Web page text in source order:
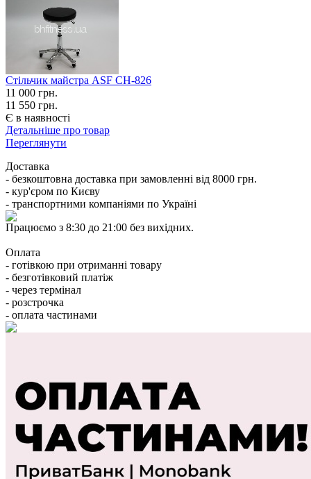
Стільчик майстра ASF СН-826
11 000 грн.
11 550 грн.
Є в наявності
Детальніше про товар
Переглянути
Доставка
- безкоштовна доставка при замовленні від 8000 грн.
- кур'єром по Києву
- транспортними компаніями по Україні
Працюємо з 8:30 до 21:00 без вихідних.
Оплата
- готівкою при отриманні товару
- безготівковий платіж
- через термінал
- розстрочка
- оплата частинами